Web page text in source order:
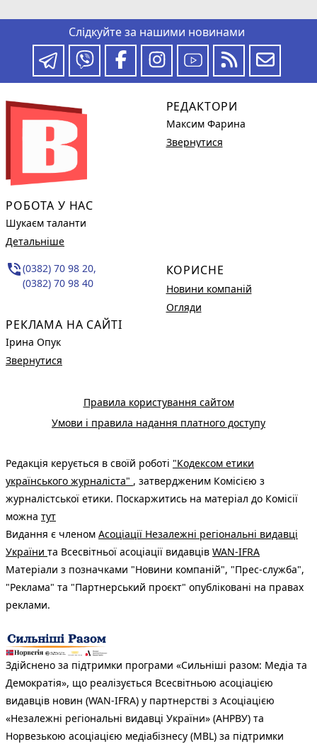
Слідкуйте за нашими новинами
РОБОТА У НАС
Шукаєм таланти
Детальніше
phone_in_talk(0382) 70 98 20,
(0382) 70 98 40
РЕКЛАМА НА САЙТІ
Ірина Опук
Звернутися
РЕДАКТОРИ
Максим Фарина
Звернутися
КОРИСНЕ
Новини компаній
Огляди
Правила користування сайтом
Умови і правила надання платного доступу
Редакція керується в своїй роботі "Кодексом етики
українського журналіста" , затвердженим Комісією з
журналістської етики. Поскаржитись на матеріал до Комісії
можна тут
Видання є членом Асоціації Незалежні регіональні видавці
України та Всесвітньої асоціації видавців WAN-IFRA
Матеріали з позначками "Новини компаній", "Прес-служба",
"Реклама" та "Партнерський проєкт" опубліковані на правах
реклами.
Здійснено за підтримки програми «Сильніші разом: Медіа та
Демократія», що реалізується Всесвітньою асоціацією
видавців новин (WAN-IFRA) у партнерстві з Асоціацією
«Незалежні регіональні видавці України» (АНРВУ) та
Норвезькою асоціацією медіабізнесу (MBL) за підтримки